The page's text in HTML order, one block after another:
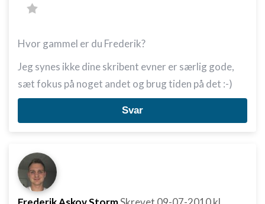
Hvor gammel er du Frederik?
Jeg synes ikke dine skribent evner er særlig gode,
sæt fokus på noget andet og brug tiden på det :-)
Svar